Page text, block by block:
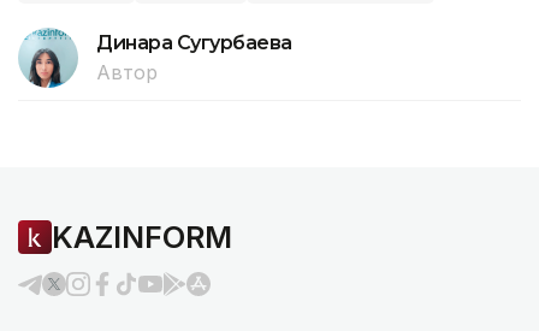
Динара Сугурбаева
Автор
KAZINFORM